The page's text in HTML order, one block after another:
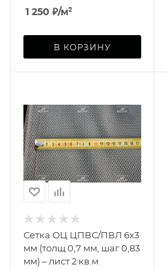
1 250 ₽/м²
В КОРЗИНУ
Сетка ОЦ ЦПВС/ПВЛ 6х3
мм (толщ 0,7 мм, шаг 0,83
мм) – лист 2 кв.м